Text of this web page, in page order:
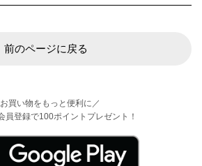
前のページに戻る
買い物をもっと便利に／
員登録で100ポイントプレゼント！